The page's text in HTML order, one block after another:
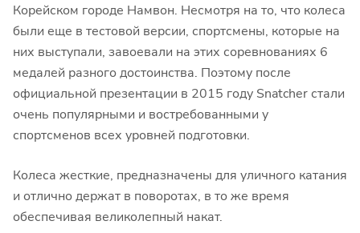
Корейском городе Намвон. Несмотря на то, что колеса
были еще в тестовой версии, спортсмены, которые на
них выступали, завоевали на этих соревнованиях 6
медалей разного достоинства. Поэтому после
официальной презентации в 2015 году Snatcher стали
очень популярными и востребованными у
спортсменов всех уровней подготовки.
Колеса жесткие, предназначены для уличного катания
и отлично держат в поворотах, в то же время
обеспечивая великолепный накат.